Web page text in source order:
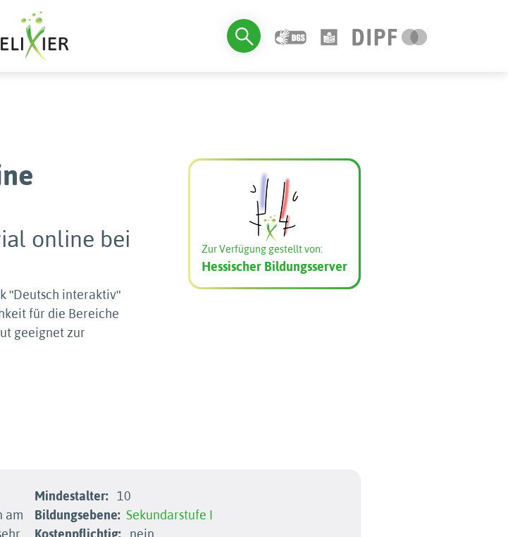
online bei
ʺDeutsch interaktivʺ
für die Bereiche
geeignet zur
Zur Verfügung gestellt von:
Hessischer Bildungsserver
am
Mindestalter:
10
Bildungsebene: Sekundarstufe I
Kostenpflichtig:
nein